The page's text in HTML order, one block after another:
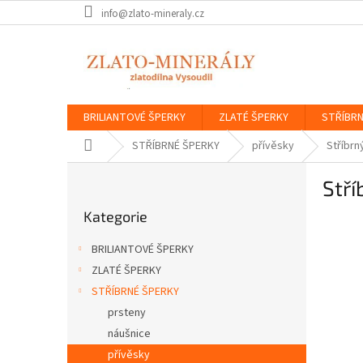
na
info@zlato-mineraly.cz
BRILIANTOVÉ ŠPERKY ZLATÉ ŠPERKY
Domů STŘÍBRNÉ ŠPERKY přívěsky
a
kategorie
Kategorie
BRILIANTOVÉ ŠPERKY
ZLATÉ ŠPERKY
STŘÍBRNÉ ŠPERKY
prsteny
náušnice
přívěsky